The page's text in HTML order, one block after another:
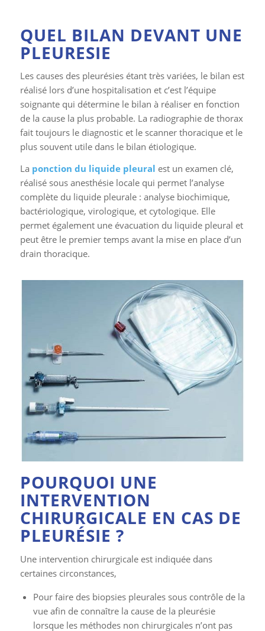
QUEL BILAN DEVANT UNE
PLEURESIE
Les causes des pleurésies étant très variées, le bilan est
réalisé lors d’une hospitalisation et c’est l’équipe
soignante qui détermine le bilan à réaliser en fonction
de la cause la plus probable. La radiographie de thorax
fait toujours le diagnostic et le scanner thoracique et le
plus souvent utile dans le bilan étiologique.
La ponction du liquide pleural est un examen clé,
réalisé sous anesthésie locale qui permet l’analyse
complète du liquide pleurale : analyse biochimique,
bactériologique, virologique, et cytologique. Elle
permet également une évacuation du liquide pleural et
peut être le premier temps avant la mise en place d’un
drain thoracique.
POURQUOI UNE
INTERVENTION
CHIRURGICALE EN CAS DE
PLEURÉSIE ?
Une intervention chirurgicale est indiquée dans
certaines circonstances,
Pour faire des biopsies pleurales sous contrôle de la
vue afin de connaître la cause de la pleurésie
lorsque les méthodes non chirurgicales n’ont pas